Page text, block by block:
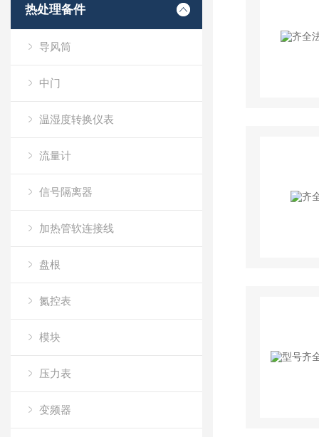
热处理备件
导风筒
中门
温湿度转换仪表
流量计
信号隔离器
加热管软连接线
盘根
氮控表
模块
压力表
变频器